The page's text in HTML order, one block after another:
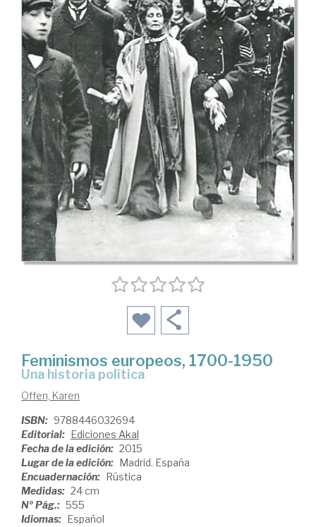
Feminismos europeos, 1700-1950
una historia política
Offen, Karen
ISBN: 9788446032694
Editorial: Ediciones Akal
Fecha de la edición: 2015
Lugar de la edición: Madrid. España
Encuadernación: Rústica
Medidas: 24 cm
Nº Pág.: 555
Idiomas: Español